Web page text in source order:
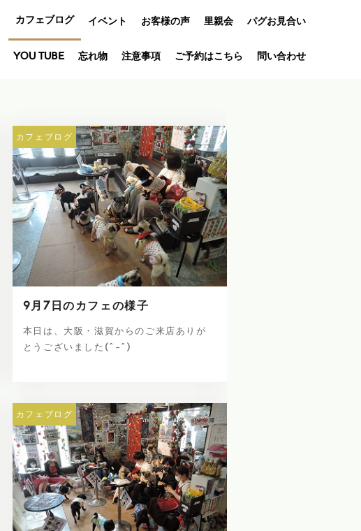
カフェブログ イベント
オフ会
お客様の声 里親会 パグお見合い
YOU TUBE 忘れ物 注意事項 ご予約はこちら 問い合わせ
カフェブログ
9月7日のカフェの様子
本日は、大阪・滋賀からのご来店ありが
とうございました(^-^)
カフェブログ